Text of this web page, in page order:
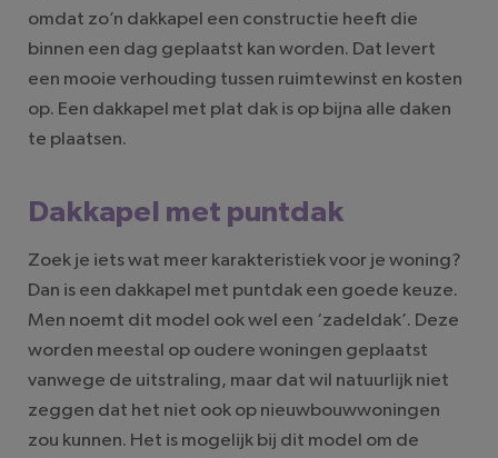
omdat zo’n dakkapel een constructie heeft die
binnen een dag geplaatst kan worden. Dat levert
een mooie verhouding tussen ruimtewinst en kosten
op. Een dakkapel met plat dak is op bijna alle daken
te plaatsen.
Dakkapel met puntdak
Zoek je iets wat meer karakteristiek voor je woning?
Dan is een dakkapel met puntdak een goede keuze.
Men noemt dit model ook wel een ‘zadeldak’. Deze
worden meestal op oudere woningen geplaatst
vanwege de uitstraling, maar dat wil natuurlijk niet
zeggen dat het niet ook op nieuwbouwwoningen
zou kunnen. Het is mogelijk bij dit model om de